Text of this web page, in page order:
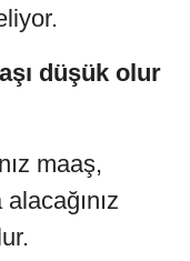
düşük olur
maaş,